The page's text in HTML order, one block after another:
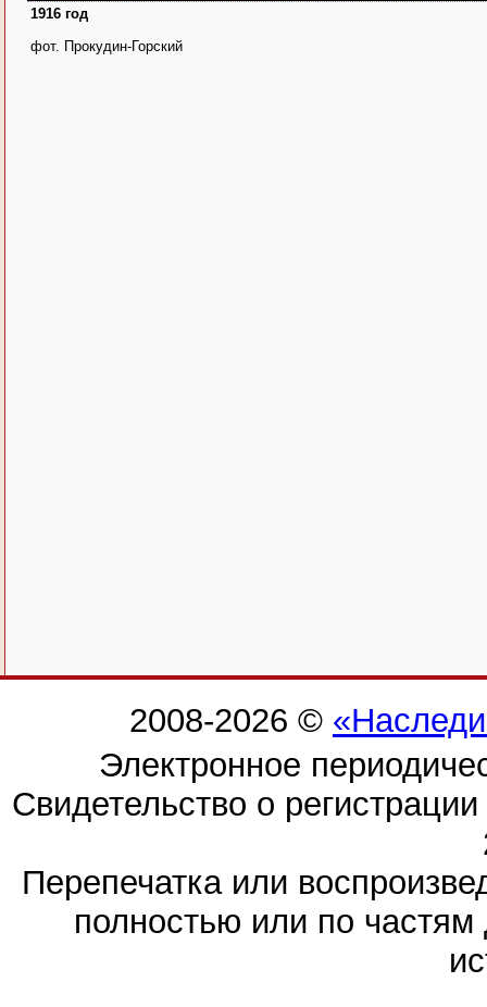
1916 год
фот. Прокудин-Горский
2008-2026 ©
Электронное
Свидетельство о
Перепечатка или
полностью или по частям